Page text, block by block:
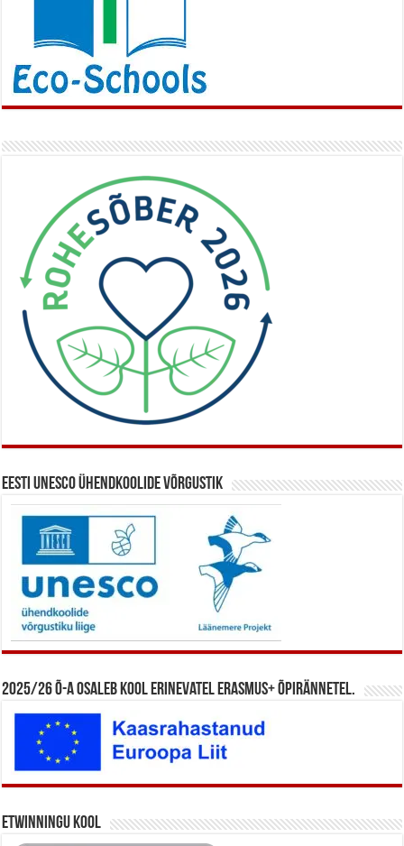
Eesti UNESCO ühendkoolide võrgustik
2025/26 õ-a osaleb kool erinevatel Erasmus+ õpirännetel.
eTwinningu kool